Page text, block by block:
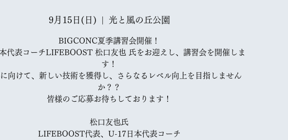
9月15日(日) 光と風の丘公園
BIGCONC夏季講習会開催！
代表コーチLIFEBOOST 松口友也 氏をお迎えし、講習会を開催しま
す！
向けて、新しい技術を獲得し、さらなるレベル向上を目指しません
か？？
皆様のご応募お待ちしております！
松口友也氏
LIFEBOOST代表、U-17日本代表コーチ